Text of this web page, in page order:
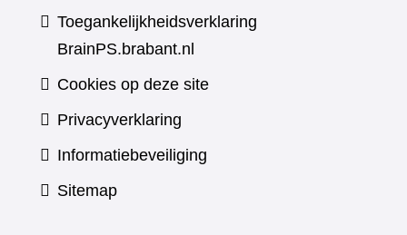
Toegankelijkheidsverklaring
BrainPS.brabant.nl
Cookies op deze site
Privacyverklaring
Informatiebeveiliging
Sitemap